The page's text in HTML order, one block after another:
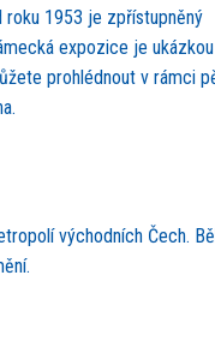
roku 1953 je zpřístupněný
expozice je
prohlédnout v rámci
východních Čech.